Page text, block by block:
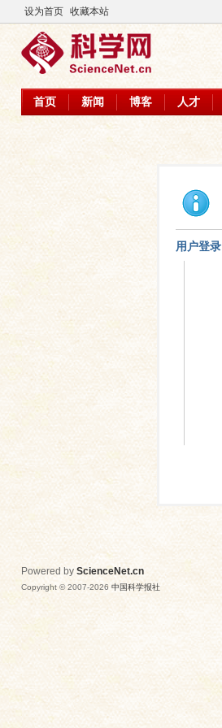
设为首页 收藏本站
首页 新闻 博客 人才
用户登录
Powered by ScienceNet.cn
Copyright © 2007-2026 中国科学报社